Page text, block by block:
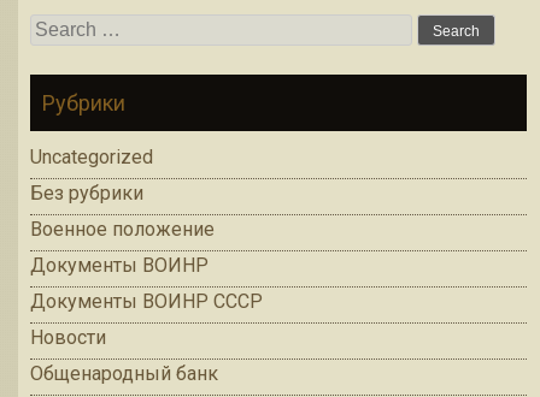
Search for:
Рубрики
Uncategorized
Без рубрики
Военное положение
Документы ВОИНР
Документы ВОИНР СССР
Новости
Общенародный банк